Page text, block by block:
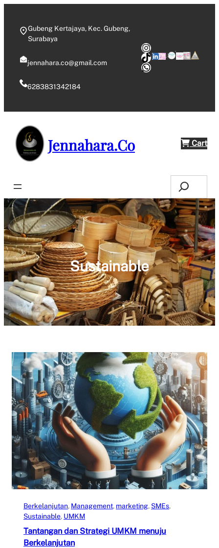
contentGubeng Kertajaya, Kec. Gubeng,
Surabaya
jennahara.co@gmail.com
6283831342184
Instagram
TikTok
WhatsApp
Jennahara.Co Cart
Search
Sustainable
Berkelanjutan, Management, marketing, SMEs
Sustainable, UMKM
Tantangan dan Strategi UMKM menuju
Berkelanjutan